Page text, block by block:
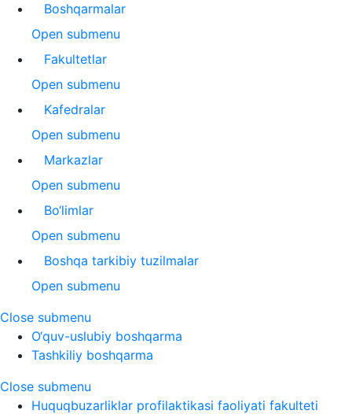
Boshqarmalar
Open submenu
Fakultetlar
Open submenu
Kafedralar
Open submenu
Markazlar
Open submenu
Bo‘limlar
Open submenu
Boshqa tarkibiy tuzilmalar
Open submenu
Close submenu
O‘quv-uslubiy boshqarma
Tashkiliy boshqarma
Close submenu
Huquqbuzarliklar profilaktikasi faoliyati fakulteti